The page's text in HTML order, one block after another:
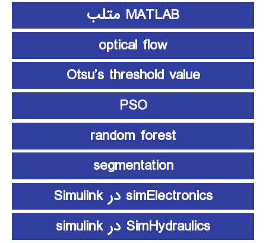
MATLAB متلب
optical flow
Otsu’s threshold value
PSO
random forest
segmentation
simElectronics در Simulink
SimHydraulics در simulink